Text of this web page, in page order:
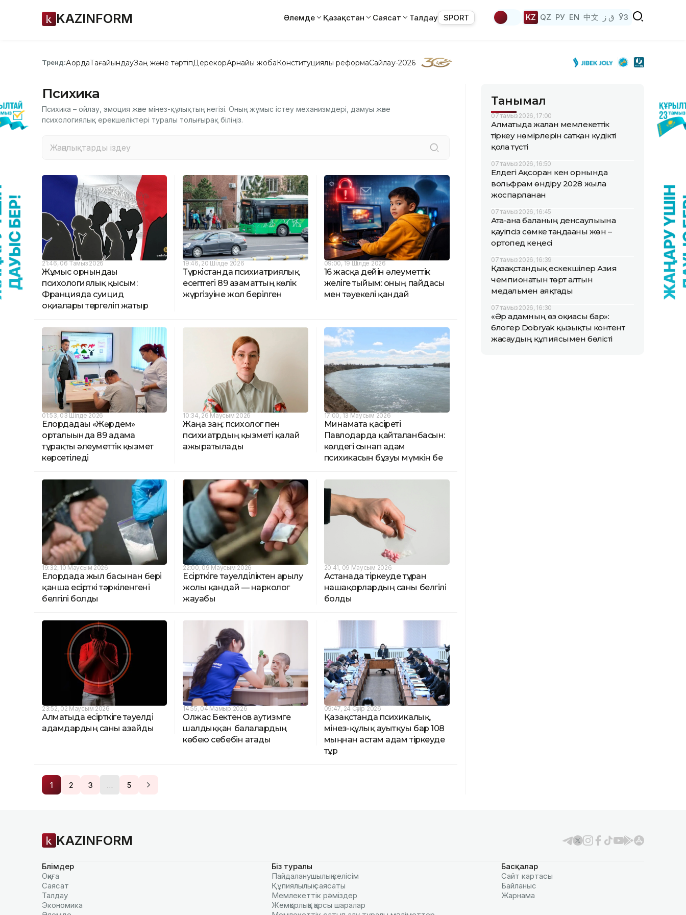
KAZINFORM Әлемде Қазақстан Саясат Талдау SPORT KZ QZ РУ EN 中文 ق ز ЎЗ
Тренд:АқордаТағайындауЗаң және тәртіпДерекқорАрнайы жобаКонституциялық реформаСайлау-2026
Психика
Психика – ойлау, эмоция және мінез-құлықтың негізі. Оның жұмыс істеу механизмдері, дамуы және
психологиялық ерекшеліктері туралы толығырақ біліңіз.
21:46, 06 Тамыз 2026
Жұмыс орнындағы
психологиялық қысым:
Францияда суицид
оқиғалары тергеліп жатыр
19:46, 20 Шілде 2026
Түркістанда психиатриялық
есептегі 89 азаматтың көлік
жүргізуіне жол берілген
09:00, 19 Шілде 2026
16 жасқа дейін әлеуметтік
желіге тыйым: оның пайдасы
мен тәуекелі қандай
01:53, 03 Шілде 2026
Елордадағы «Жәрдем»
орталығында 89 адамға
тұрақты әлеуметтік қызмет
көрсетіледі
10:34, 26 Маусым 2026
Жаңа заң: психолог пен
психиатрдың қызметі қалай
ажыратылады
17:00, 13 Маусым 2026
Минамата қасіреті
Павлодарда қайталанбасын:
көлдегі сынап адам
психикасын бұзуы мүмкін бе
19:32, 10 Маусым 2026
Елордада жыл басынан бері
қанша есірткі тәркіленгені
белгілі болды
22:00, 09 Маусым 2026
Есірткіге тәуелділіктен арылу
жолы қандай — нарколог
жауабы
20:41, 09 Маусым 2026
Астанада тіркеуде тұрған
нашақорлардың саны белгілі
болды
23:52, 02 Маусым 2026
Алматыда есірткіге тәуелді
адамдардың саны азайды
14:55, 04 Мамыр 2026
Олжас Бектенов аутизмге
шалдыққан балалардың
көбею себебін атады
09:47, 24 Сәуір 2026
Қазақстанда психикалық,
мінез-құлық ауытқуы бар 108
мыңнан астам адам тіркеуде
тұр
1 2 3 … 5
Танымал
07 тамыз 2026, 17:00
Алматыда жалған мемлекеттік
тіркеу нөмірлерін сатқан күдікті
қолға түсті
07 тамыз 2026, 16:50
Елдегі Ақсоран кен орнында
вольфрам өндіру 2028 жылға
жоспарланған
07 тамыз 2026, 16:45
Ата-ана баланың денсаулығына
қауіпсіз сөмке таңдағаны жөн –
ортопед кеңесі
07 тамыз 2026, 16:39
Қазақстандық ескекшілер Азия
чемпионатын төрт алтын
медальмен аяқтады
07 тамыз 2026, 16:30
«Әр адамның өз оқиғасы бар»:
блогер Dobryak қызықты контент
жасаудың құпиясымен бөлісті
KAZINFORM
Бөлімдер
Оқиға
Саясат
Талдау
Экономика
Біз туралы
Пайдаланушылық келiciм
Құпиялылық саясаты
Мемлекеттік рәміздер
Жемқорлыққа қарсы шаралар
Басқалар
Сайт картасы
Байланыс
Жарнама